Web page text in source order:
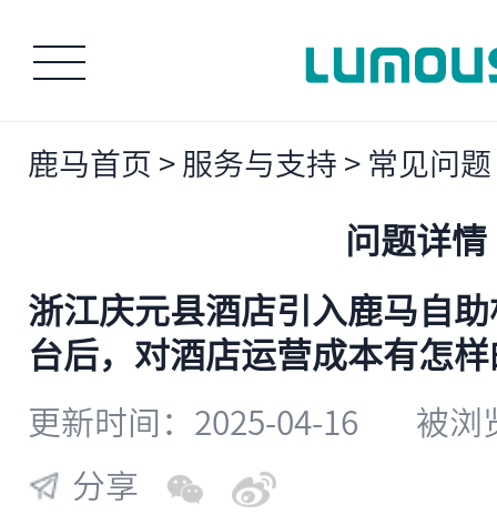
鹿马首页 > 服务与支持 > 常见问题
问题详情
浙江庆元县酒店引入鹿马自
台后，对酒店运营成本有怎
更新时间：2025-04-16
被浏
分享